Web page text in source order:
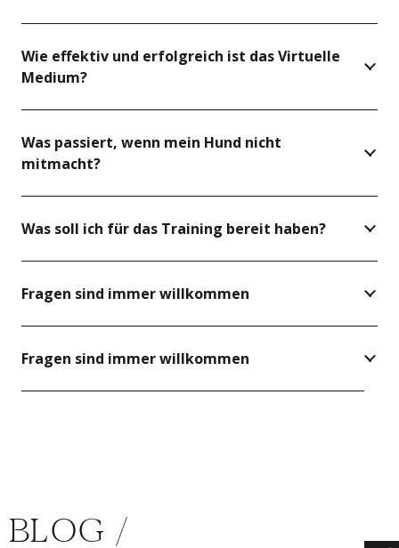
Wie effektiv und erfolgreich ist das Virtuelle
Medium?
Was passiert, wenn mein Hund nicht
mitmacht?
Was soll ich für das Training bereit haben?
Fragen sind immer willkommen
Fragen sind immer willkommen
BLOG /